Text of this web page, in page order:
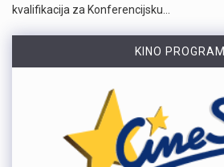
kvalifikacija za Konferencijsku…
KINO PROGRAM